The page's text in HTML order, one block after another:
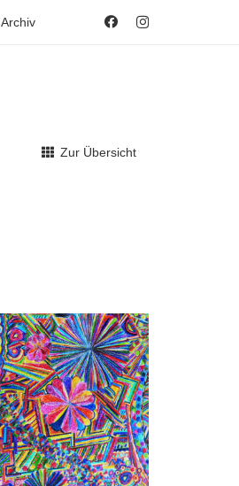
Archiv
Zur Übersicht